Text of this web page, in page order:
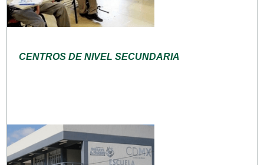
CENTROS DE NIVEL SECUNDARIA